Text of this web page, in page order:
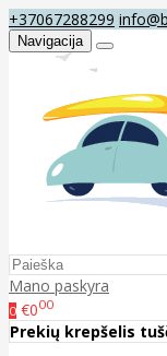
+37067288299
Navigacija
Mano paskyra
0 €000
Prekių krepšelis